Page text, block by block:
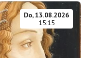
Do, 13.08.2026
15:15